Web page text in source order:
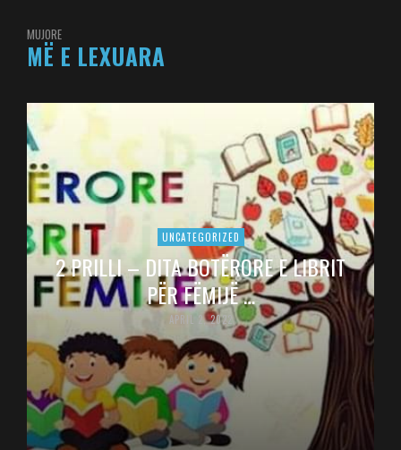
MUJORE
MË E LEXUARA
UNCATEGORIZED
2 PRILLI – DITA BOTËRORE E LIBRIT
PËR FËMIJË …
APRIL 2, 2022